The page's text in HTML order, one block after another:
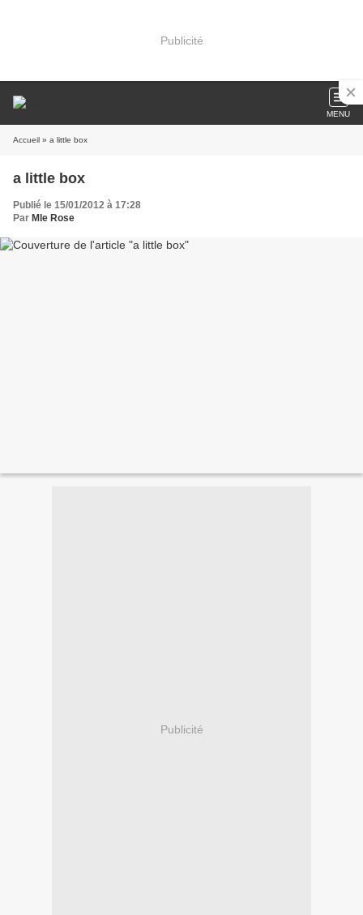
Publicité
MENU
Accueil » a little box
a little box
Publié le 15/01/2012 à 17:28
Par Mle Rose
Publicité